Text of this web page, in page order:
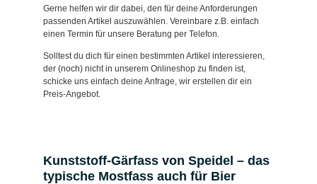
Gerne helfen wir dir dabei, den für deine Anforderungen
passenden Artikel auszuwählen. Vereinbare z.B. einfach
einen Termin für unsere Beratung per Telefon.
Solltest du dich für einen bestimmten Artikel interessieren,
der (noch) nicht in unserem Onlineshop zu finden ist,
schicke uns einfach deine Anfrage, wir erstellen dir ein
Preis-Angebot.
Kunststoff-Gärfass von Speidel – das
typische Mostfass auch für Bier